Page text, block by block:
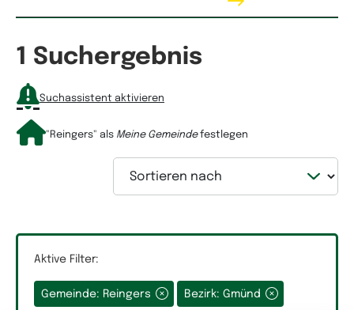
1 Suchergebnis
Suchassistent aktivieren
"Reingers" als Meine Gemeindefestlegen
Sortieren nach
Aktive Filter:
Gemeinde: Reingers Bezirk: Gmünd